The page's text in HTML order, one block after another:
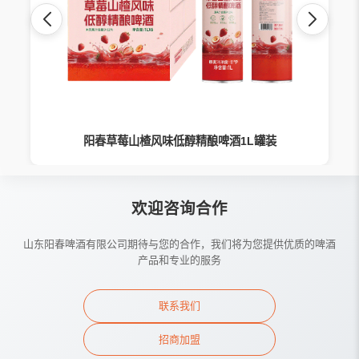
阳春草莓山楂风味低醇精酿啤酒1L罐装
欢迎咨询合作
山东阳春啤酒有限公司期待与您的合作，我们将为您提供优质的啤酒
产品和专业的服务
联系我们
招商加盟